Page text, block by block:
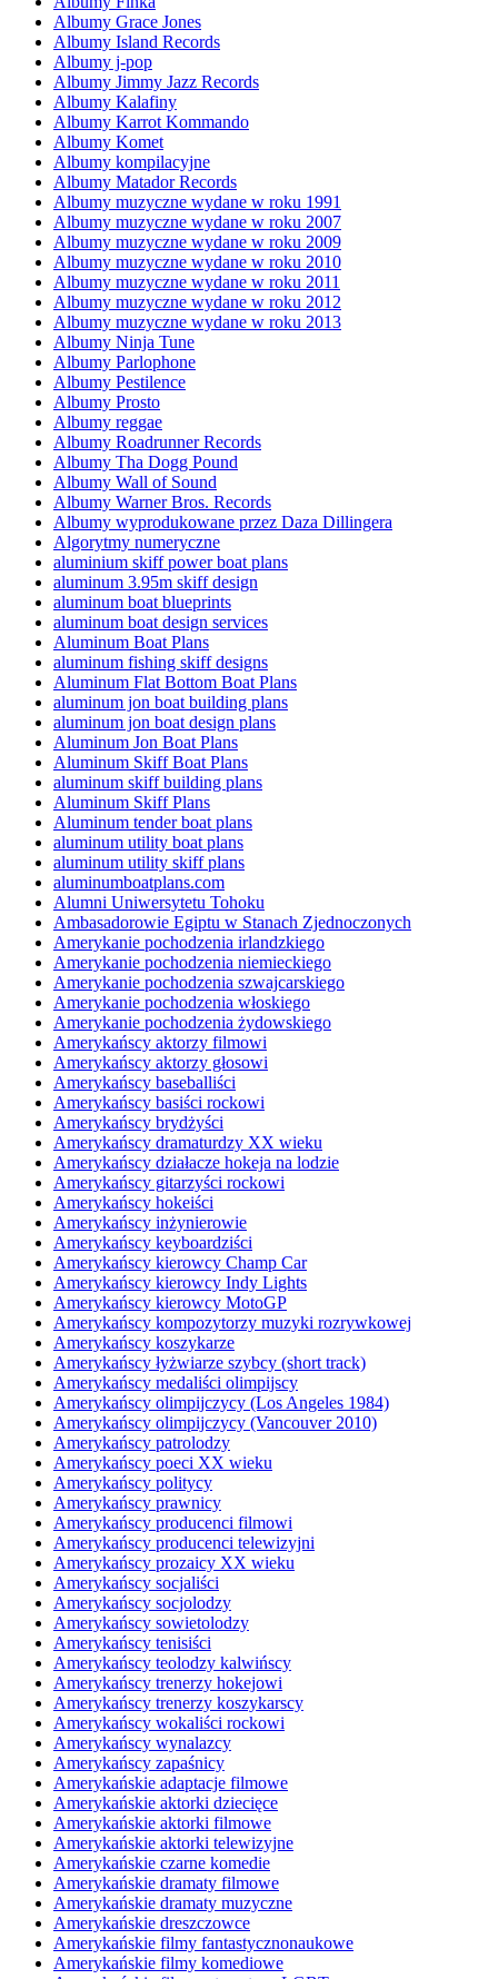
Albumy Grace Jones
Albumy Island Records
Albumy j-pop
Albumy Jimmy Jazz Records
Albumy Kalafiny
Albumy Karrot Kommando
Albumy Komet
Albumy kompilacyjne
Albumy Matador Records
Albumy muzyczne wydane w roku 1991
Albumy muzyczne wydane w roku 2007
Albumy muzyczne wydane w roku 2009
Albumy muzyczne wydane w roku 2010
Albumy muzyczne wydane w roku 2011
Albumy muzyczne wydane w roku 2012
Albumy muzyczne wydane w roku 2013
Albumy Ninja Tune
Albumy Parlophone
Albumy Pestilence
Albumy Prosto
Albumy reggae
Albumy Roadrunner Records
Albumy Tha Dogg Pound
Albumy Wall of Sound
Albumy Warner Bros. Records
Albumy wyprodukowane przez Daza Dillingera
Algorytmy numeryczne
aluminium skiff power boat plans
aluminum 3.95m skiff design
aluminum boat blueprints
aluminum boat design services
Aluminum Boat Plans
aluminum fishing skiff designs
Aluminum Flat Bottom Boat Plans
aluminum jon boat building plans
aluminum jon boat design plans
Aluminum Jon Boat Plans
Aluminum Skiff Boat Plans
aluminum skiff building plans
Aluminum Skiff Plans
Aluminum tender boat plans
aluminum utility boat plans
aluminum utility skiff plans
aluminumboatplans.com
Alumni Uniwersytetu Tohoku
Ambasadorowie Egiptu w Stanach Zjednoczonych
Amerykanie pochodzenia irlandzkiego
Amerykanie pochodzenia niemieckiego
Amerykanie pochodzenia szwajcarskiego
Amerykanie pochodzenia włoskiego
Amerykanie pochodzenia żydowskiego
Amerykańscy aktorzy filmowi
Amerykańscy aktorzy głosowi
Amerykańscy baseballiści
Amerykańscy basiści rockowi
Amerykańscy brydżyści
Amerykańscy dramaturdzy XX wieku
Amerykańscy działacze hokeja na lodzie
Amerykańscy gitarzyści rockowi
Amerykańscy hokeiści
Amerykańscy inżynierowie
Amerykańscy keyboardziści
Amerykańscy kierowcy Champ Car
Amerykańscy kierowcy Indy Lights
Amerykańscy kierowcy MotoGP
Amerykańscy kompozytorzy muzyki rozrywkowej
Amerykańscy koszykarze
Amerykańscy łyżwiarze szybcy (short track)
Amerykańscy medaliści olimpijscy
Amerykańscy olimpijczycy (Los Angeles 1984)
Amerykańscy olimpijczycy (Vancouver 2010)
Amerykańscy patrolodzy
Amerykańscy poeci XX wieku
Amerykańscy politycy
Amerykańscy prawnicy
Amerykańscy producenci filmowi
Amerykańscy producenci telewizyjni
Amerykańscy prozaicy XX wieku
Amerykańscy socjaliści
Amerykańscy socjolodzy
Amerykańscy sowietolodzy
Amerykańscy tenisiści
Amerykańscy teolodzy kalwińscy
Amerykańscy trenerzy hokejowi
Amerykańscy trenerzy koszykarscy
Amerykańscy wokaliści rockowi
Amerykańscy wynalazcy
Amerykańscy zapaśnicy
Amerykańskie adaptacje filmowe
Amerykańskie aktorki dziecięce
Amerykańskie aktorki filmowe
Amerykańskie aktorki telewizyjne
Amerykańskie czarne komedie
Amerykańskie dramaty filmowe
Amerykańskie dramaty muzyczne
Amerykańskie dreszczowce
Amerykańskie filmy fantastycznonaukowe
Amerykańskie filmy komediowe